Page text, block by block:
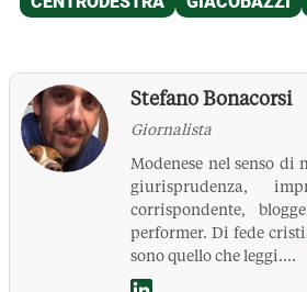
Stefano Bonacorsi
Giornalista
Modenese nel senso
giurisprudenza,
corrispondente,
performer. Di fede
sono quello che leggi....